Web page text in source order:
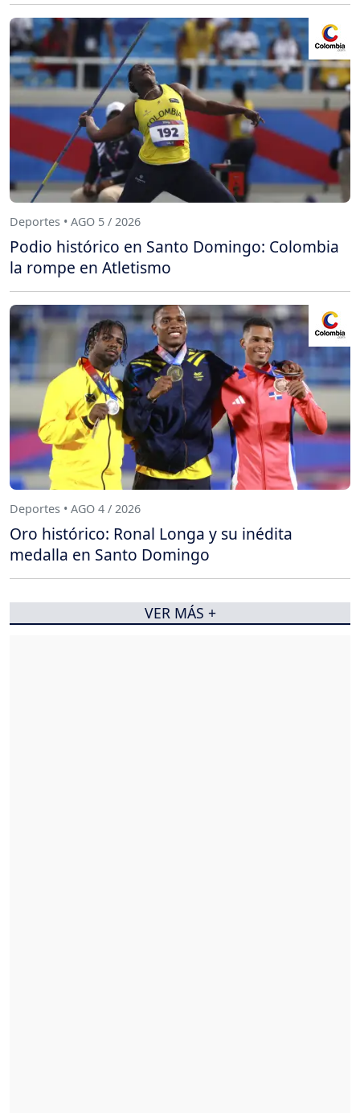
Deportes • AGO 5 / 2026
Podio histórico en Santo Domingo: Colombia
la rompe en Atletismo
Deportes • AGO 4 / 2026
Oro histórico: Ronal Longa y su inédita
medalla en Santo Domingo
VER MÁS +